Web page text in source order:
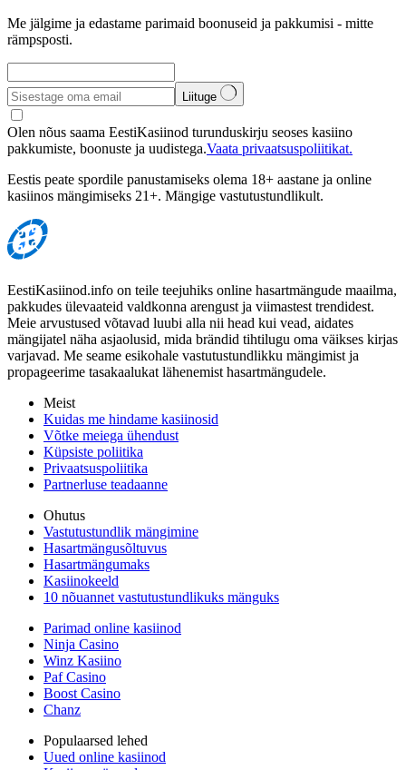
Me jälgime ja edastame parimaid boonuseid ja pakkumisi - mitte
rämpsposti.
Liituge
Olen nõus saama EestiKasiinod turunduskirju seoses kasiino
pakkumiste, boonuste ja uudistega.Vaata privaatsuspoliitikat.
Eestis peate spordile panustamiseks olema 18+ aastane ja online
kasiinos mängimiseks 21+. Mängige vastutustundlikult.
EestiKasiinod.info on teile teejuhiks online hasartmängude maailma,
pakkudes ülevaateid valdkonna arengust ja viimastest trendidest.
Meie arvustused võtavad luubi alla nii head kui vead, aidates
mängijatel näha asjaolusid, mida brändid tihtilugu oma väikses kirjas
varjavad. Me seame esikohale vastutustundlikku mängimist ja
propageerime tasakaalukat lähenemist hasartmängudele.
Meist
Kuidas me hindame kasiinosid
Võtke meiega ühendust
Küpsiste poliitika
Privaatsuspoliitika
Partnerluse teadaanne
Ohutus
Vastutustundlik mängimine
Hasartmängusõltuvus
Hasartmängumaks
Kasiinokeeld
10 nõuannet vastutustundlikuks mänguks
Parimad online kasiinod
Ninja Casino
Winz Kasiino
Paf Casino
Boost Casino
Chanz
Populaarsed lehed
Uued online kasiinod